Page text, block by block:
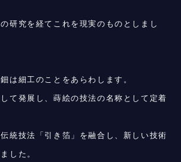
研究を経てこれを現実のものとしまし
は細工のことをあらわします。
て発展し、蒔絵の技法の名称として定着
統技法「引き箔」を融合し、新しい技術
した。